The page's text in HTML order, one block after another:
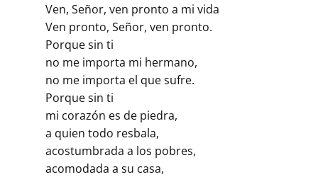
Ven, Señor, ven pronto a mi vida
Ven pronto, Señor, ven pronto.
Porque sin ti
no me importa mi hermano,
no me importa el que sufre.
Porque sin ti
mi corazón es de piedra,
a quien todo resbala,
acostumbrada a los pobres,
acomodada a su casa,